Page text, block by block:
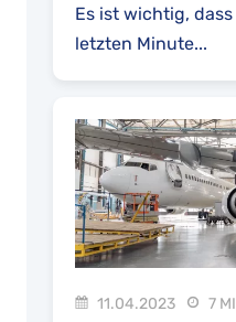
Es ist wichtig,
letzten Minute...
11.04.2023 7